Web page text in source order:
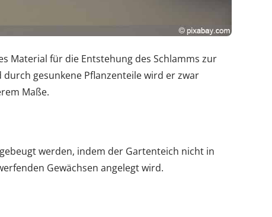
Material für die Entstehung des Schlamms zur
gesunkene Pflanzenteile wird er zwar
Maße.
werden, indem der Gartenteich nicht in
Gewächsen angelegt wird.